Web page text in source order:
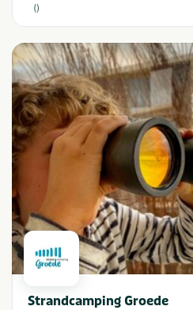
()
Strandcamping Groede